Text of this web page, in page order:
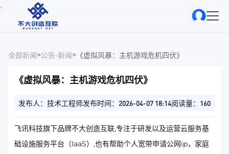
、
全部新闻>公告-新闻> 《虚拟风暴：主机游戏危机四伏》
《虚拟风暴：主机游戏危机四伏》
发布人：技术工程师发布时间：2026-04-07 18:14阅读量：160
飞讯科技旗下品牌不大创造互联,专注于研发以及运营云服务基
础设施服务平台（IaaS）,也有帮助个人宽带申请公网ip，家庭